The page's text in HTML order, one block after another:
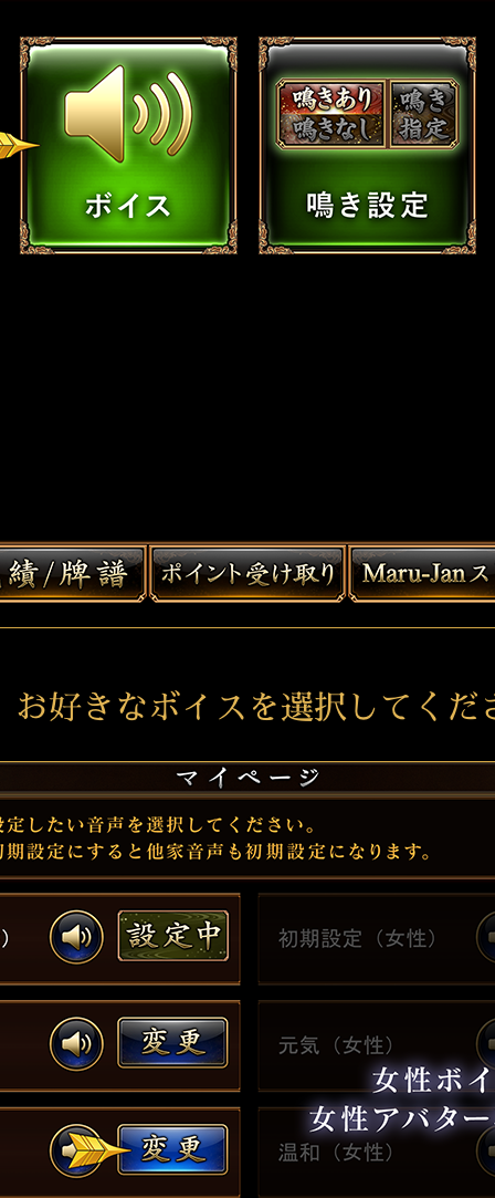
お好きなボイスを選択してくだ